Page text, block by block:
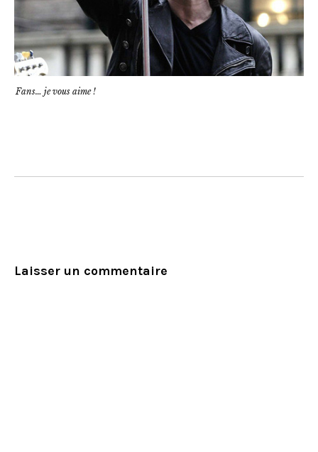
Fans… je vous aime !
Laisser un commentaire